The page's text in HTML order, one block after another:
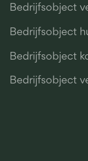
Bedrijfsobject
Bedrijfsobject
Bedrijfsobject
Bedrijfsobject